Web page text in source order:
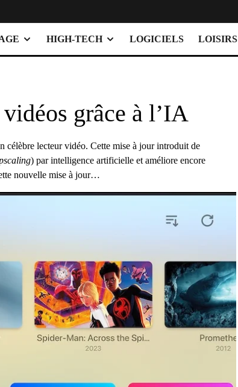
HIGH-TECH LOGICIELS LOISIRS
grâce à l’IA
célèbre lecteur vidéo. Cette mise à jour introduit de
) par intelligence artificielle et améliore encore
nouvelle mise à jour…